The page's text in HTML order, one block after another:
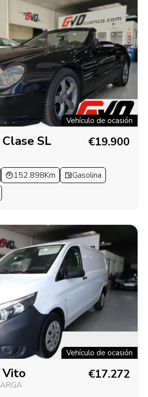
Vehículo de ocasión
SL €19.900
152.898Km
Gasolina
Vehículo de ocasión
Vito €17.272